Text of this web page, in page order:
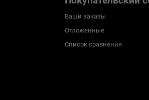
Ваши заказы
Отложенные
Список сравнения